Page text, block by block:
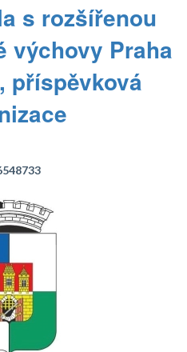
s rozšířenou
výchovy Praha
příspěvková